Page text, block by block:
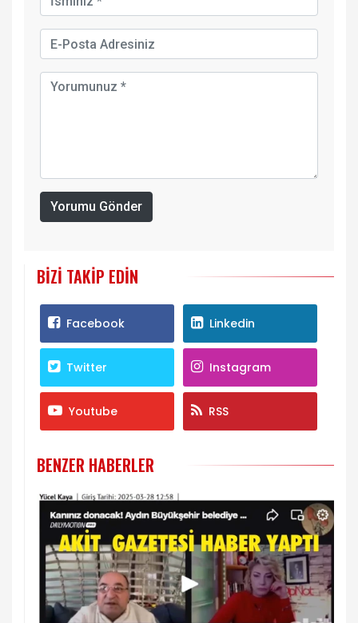
Yorumu Gönder
BIZI TAKIP EDIN
Facebook Linkedin
Twitter Instagram
Youtube RSS
BENZER HABERLER